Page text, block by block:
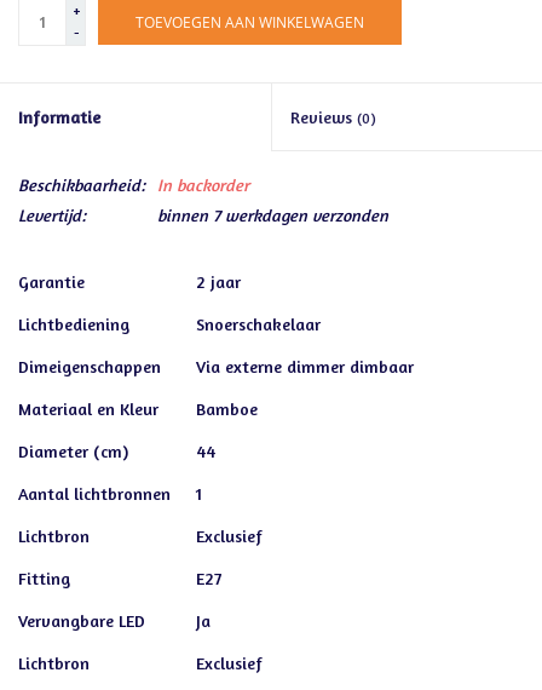
+
-
TOEVOEGEN AAN WINKELWAGEN
Informatie Reviews (0)
Beschikbaarheid:
In backorder
Levertijd:
binnen 7 werkdagen verzonden
Garantie 2 jaar
Lichtbediening Snoerschakelaar
Dimeigenschappen Via externe dimmer dimbaar
Materiaal en Kleur Bamboe
Diameter (cm) 44
Aantal lichtbronnen 1
Lichtbron Exclusief
Fitting E27
Vervangbare LED Ja
Lichtbron Exclusief